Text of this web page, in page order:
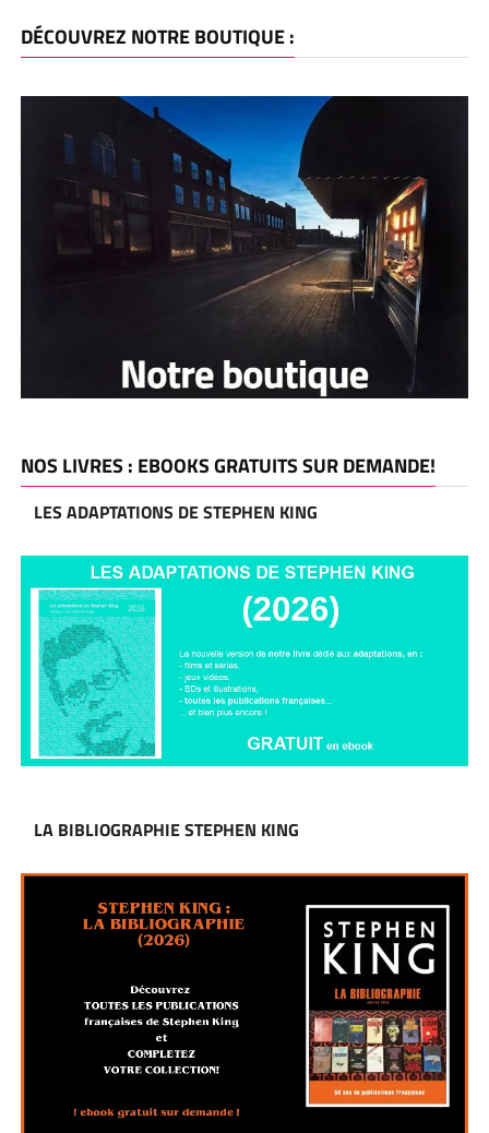
DÉCOUVREZ NOTRE BOUTIQUE :
NOS LIVRES : EBOOKS GRATUITS SUR DEMANDE!
LES ADAPTATIONS DE STEPHEN KING
LA BIBLIOGRAPHIE STEPHEN KING